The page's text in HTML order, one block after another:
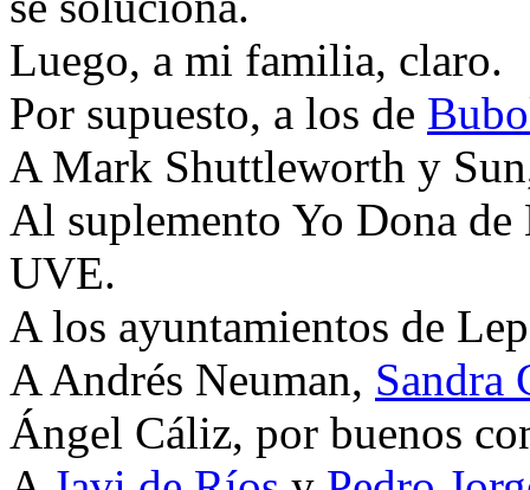
Luego, a mi familia, claro.
Por supuesto, a los de
A Mark Shuttleworth y
Al suplemento Yo Dona
UVE.
A los ayuntamientos de
A Andrés Neuman, Sandra
Ángel Cáliz, por buenos